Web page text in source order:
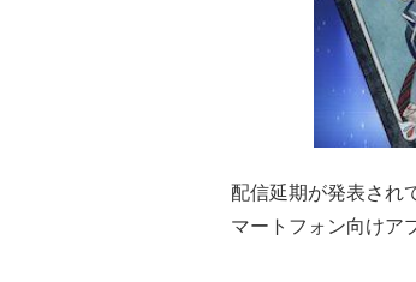
配信延期が発表され
マートフォン向けア